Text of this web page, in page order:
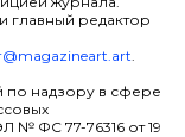
главный редактор
.
по надзору в сфере
№ ФС 77-76316 от 19